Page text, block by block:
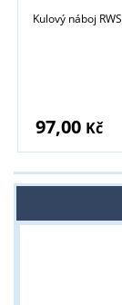
Kulový náboj
97,00 Kč